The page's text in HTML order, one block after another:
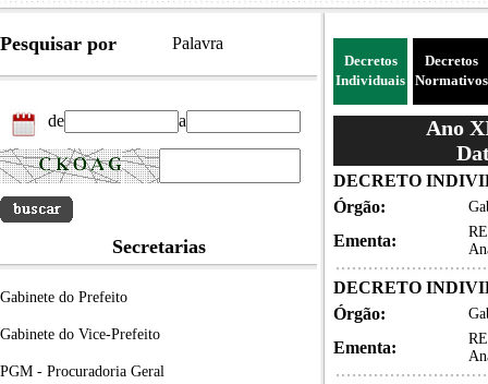
Pesquisar por Palavra
de a
Secretarias
Gabinete do Prefeito
Gabinete do Vice-Prefeito
PGM - Procuradoria Geral
Decretos
Individuais
Decretos
Normativos
Ano
DECRETO
Órgão:
Ementa:
DECRETO
Órgão:
Ementa: